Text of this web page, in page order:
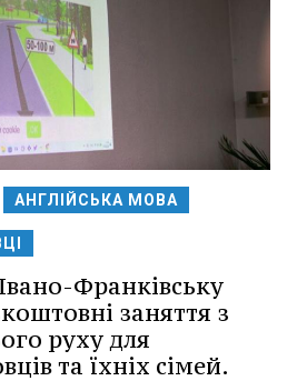
АНГЛІЙСЬКА МОВА
Франківську
заняття з
руху для
та їхніх сімей.